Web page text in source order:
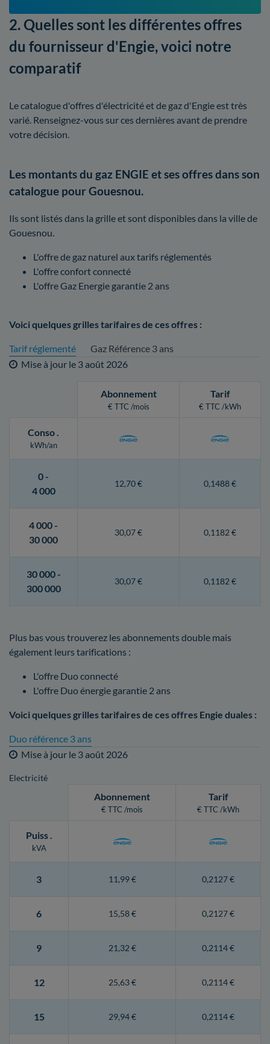
2. Quelles sont les différentes offres
du fournisseur d'Engie, voici notre
comparatif
Le catalogue d'offres d'électricité et de gaz d'Engie est très
varié. Renseignez-vous sur ces dernières avant de prendre
votre décision.
Les montants du gaz ENGIE et ses offres dans son
catalogue pour Gouesnou.
Ils sont listés dans la grille et sont disponibles dans la ville de
Gouesnou.
L'offre de gaz naturel aux tarifs réglementés
L'offre confort connecté
L'offre Gaz Energie garantie 2 ans
Voici quelques grilles tarifaires de ces offres :
Tarif réglementé
Gaz Référence 3 ans
Mise à jour le 3 août 2026
Abonnement
€ TTC /mois
Tarif
€ TTC /kWh
Conso.
kWh/an
0 -
4 000
12,70 € 0,1488 €
4 000 -
30 000
30,07 € 0,1182 €
30 000 -
300 000
30,07 € 0,1182 €
Plus bas vous trouverez les abonnements double mais
également leurs tarifications :
L'offre Duo connecté
L'offre Duo énergie garantie 2 ans
Voici quelques grilles tarifaires de ces offres Engie duales :
Duo référence 3 ans
Mise à jour le 3 août 2026
Electricité
Abonnement
€ TTC /mois
Tarif
€ TTC /kWh
Puiss.
kVA
3 11,99 € 0,2127 €
6 15,58 € 0,2127 €
9 21,32 € 0,2114 €
12 25,63 € 0,2114 €
15 29,94 € 0,2114 €